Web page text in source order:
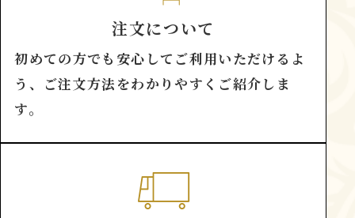
注文について
初めての方でも安心してご利用いただけるよ
う、ご注文方法をわかりやすくご紹介しま
す。